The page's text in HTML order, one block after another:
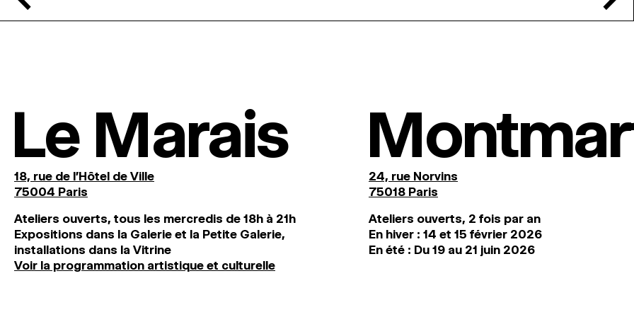
Le Marais
18, rue de l'Hôtel de Ville
75004 Paris
Ateliers ouverts, tous les mercredis de 18h à 21h
Expositions dans la Galerie et la Petite Galerie,
installations dans la Vitrine
Voir la programmation artistique et culturelle
24, rue Norvins
75018 Paris
Ateliers ouverts, 2 fois par an
En hiver : 14 et 15 février 2026
En été : Du 19 au 21 juin 2026